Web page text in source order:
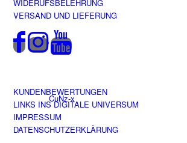
Shop
CuNz-x
WIDERUFSBELEHRUNG
VERSAND UND LIEFERUNG
KUNDENBEWERTUNGEN
LINKS INS DIGITALE UNIVERSUM
IMPRESSUM
DATENSCHUTZERKLÄRUNG